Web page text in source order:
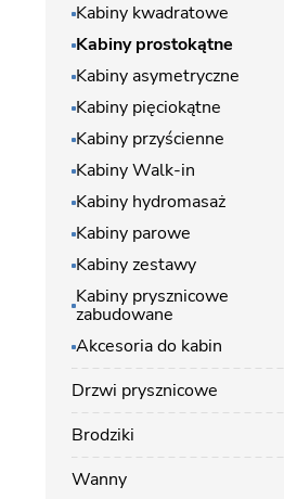
Kabiny kwadratowe
Kabiny prostokątne
Kabiny asymetryczne
Kabiny pięciokątne
Kabiny przyścienne
Kabiny Walk-in
Kabiny hydromasaż
Kabiny parowe
Kabiny zestawy
Kabiny prysznicowe
zabudowane
Akcesoria do kabin
Drzwi prysznicowe
Brodziki
Wanny